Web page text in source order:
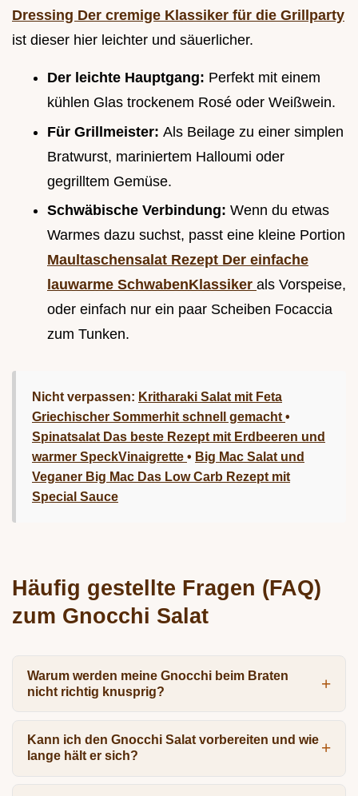
Dressing Der cremige Klassiker für die Grillparty
ist dieser hier leichter und säuerlicher.
Der leichte Hauptgang: Perfekt mit einem
kühlen Glas trockenem Rosé oder Weißwein.
Für Grillmeister: Als Beilage zu einer simplen
Bratwurst, mariniertem Halloumi oder
gegrilltem Gemüse.
Schwäbische Verbindung: Wenn du etwas
Warmes dazu suchst, passt eine kleine Portion
Maultaschensalat Rezept Der einfache
lauwarme SchwabenKlassiker als Vorspeise,
oder einfach nur ein paar Scheiben Focaccia
zum Tunken.
Nicht verpassen: Kritharaki Salat mit Feta
Griechischer Sommerhit schnell gemacht •
Spinatsalat Das beste Rezept mit Erdbeeren und
warmer SpeckVinaigrette • Big Mac Salat und
Veganer Big Mac Das Low Carb Rezept mit
Special Sauce
Häufig gestellte Fragen (FAQ)
zum Gnocchi Salat
Warum werden meine Gnocchi beim Braten
nicht richtig knusprig?
Kann ich den Gnocchi Salat vorbereiten und wie
lange hält er sich?